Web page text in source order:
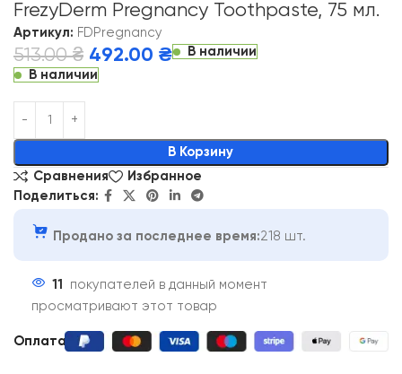
FrezyDerm Pregnancy Toothpaste, 75 мл.
Артикул: FDPregnancy
513.00₴ 492.00 ₴
В наличии
В наличии
В Корзину
Alternative:
Сравнения
Избранное
Поделиться:
Продано за последнее время:218 шт.
11
покупателей в данный момент
просматривают этот товар
Оплата: